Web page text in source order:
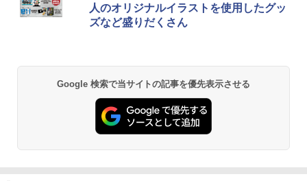
人のオリジナルイラストを使用したグッ
ズなど盛りだくさん
Google 検索で当サイトの記事を優先表示させる